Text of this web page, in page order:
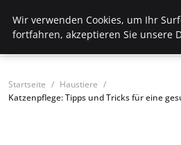
Bistro Grammophon
Startseite
Haustiere
Katzenpflege: Tipps und Tricks für eine
Wir verwenden Cookies, um Ihr
fortfahren, akzeptieren Sie unsere